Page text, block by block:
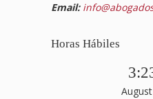
Email:
Horas Hábiles